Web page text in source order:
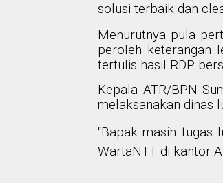
solusi terbaik dan
Menurutnya pula
peroleh keterangan
tertulis hasil RDP
Kepala ATR/BPN
melaksanakan dinas
“Bapak masih tugas
WartaNTT di kantor